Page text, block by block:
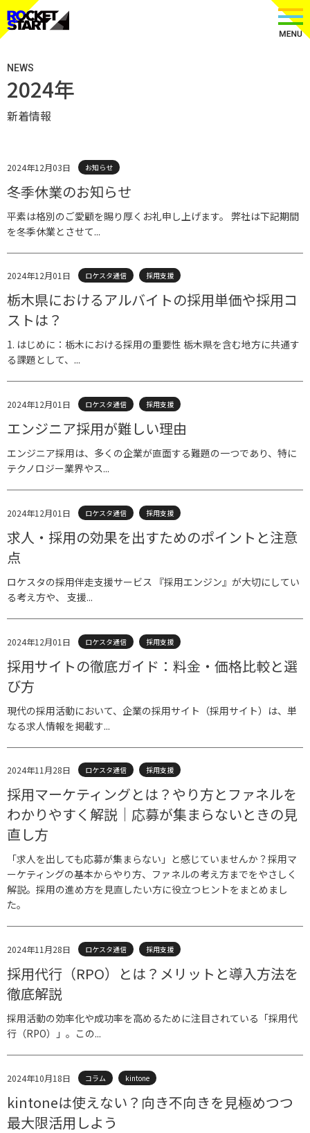
NEWS
2024年
新着情報
2024年12月03日 お知らせ
冬季休業のお知らせ
平素は格別のご愛顧を賜り厚くお礼申し上げます。 弊社は下記期間
を冬季休業とさせて...
2024年12月01日 ロケスタ通信 採用支援
栃木県におけるアルバイトの採用単価や採用コ
ストは？
1. はじめに：栃木における採用の重要性 栃木県を含む地方に共通す
る課題として、...
2024年12月01日 ロケスタ通信 採用支援
エンジニア採用が難しい理由
エンジニア採用は、多くの企業が直面する難題の一つであり、特に
テクノロジー業界やス...
2024年12月01日 ロケスタ通信 採用支援
求人・採用の効果を出すためのポイントと注意
点
ロケスタの採用伴走支援サービス 『採用エンジン』が大切にしてい
る考え方や、 支援...
2024年12月01日 ロケスタ通信 採用支援
採用サイトの徹底ガイド：料金・価格比較と選
び方
現代の採用活動において、企業の採用サイト（採用サイト）は、単
なる求人情報を掲載す...
2024年11月28日 ロケスタ通信 採用支援
採用マーケティングとは？やり方とファネルを
わかりやすく解説｜応募が集まらないときの見
直し方
「求人を出しても応募が集まらない」と感じていませんか？採用マ
ーケティングの基本からやり方、ファネルの考え方までをやさしく
解説。採用の進め方を見直したい方に役立つヒントをまとめまし
た。
2024年11月28日 ロケスタ通信 採用支援
採用代行（RPO）とは？メリットと導入方法を
徹底解説
採用活動の効率化や成功率を高めるために注目されている「採用代
行（RPO）」。この...
2024年10月18日 コラム kintone
kintoneは使えない？向き不向きを見極めつつ
最大限活用しよう